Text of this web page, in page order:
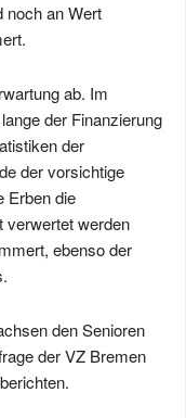
noch an Wert
ab. Im
der Finanzierung
der
der vorsichtige
Erben die
verwertet werden
ebenso der
den Senioren
der VZ Bremen